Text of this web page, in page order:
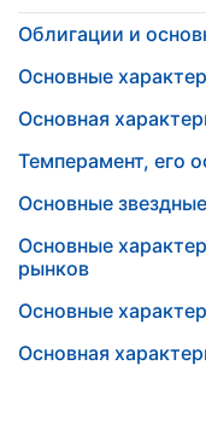
Облигации и
Основные
Основная
Темперамент, его
Основные
Основные
рынков
Основные
Основная